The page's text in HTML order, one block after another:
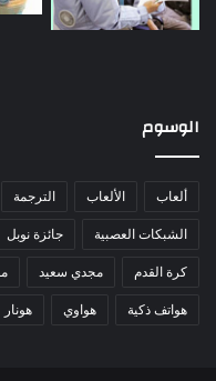
الوسوم
ألعاب الألعاب الترجمة
الشبكات العصبية جائزة نوبل
كرة القدم مجدي سعيد
هواتف ذكية هواوي هونار